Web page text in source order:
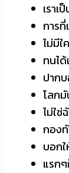
เรา
การ
ไม่มีใ
ทนไ
ปากบ
โลก
ไม่ใช่
กอง
บอกใ
แรก